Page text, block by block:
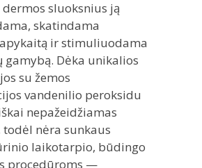
sluoksnius ją
skatindama
ir stimuliuodama
Dėka unikalios
su žemos
vandenilio peroksidu
nepažeidžiamas
nėra sunkaus
laikotarpio, būdingo
procedūroms —